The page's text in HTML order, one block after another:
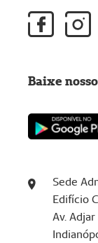
Sede
Edifício
Av.
Baixe